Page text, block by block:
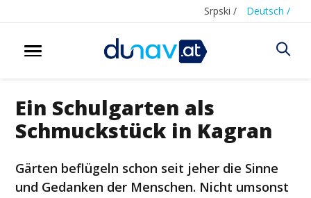
Srpski / Deutsch /
Ein Schulgarten als
Schmuckstück in Kagran
Gärten beflügeln schon seit jeher die Sinne
und Gedanken der Menschen. Nicht umsonst